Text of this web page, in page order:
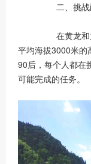
二、挑
在黄龙
平均海拔3000米的
90后，每个人都在
可能完成的任务。